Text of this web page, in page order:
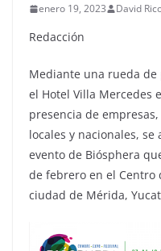
enero 19, 2023 David
Redacción
Mediante una rueda de
el Hotel Villa Mercedes
presencia de empresas,
locales y nacionales,
evento de Biósphera
de febrero en el Centro
ciudad de Mérida,